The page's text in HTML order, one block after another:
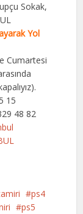
Sokak,
Yol
Cumartesi
15
48 82
ps4
ps5